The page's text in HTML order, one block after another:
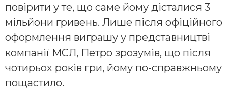
повірити у те, що саме йому дісталися 3
мільйони гривень. Лише після офіційного
оформлення виграшу у представництві
компанії МСЛ, Петро зрозумів, що після
чотирьох років гри, йому по-справжньому
пощастило.